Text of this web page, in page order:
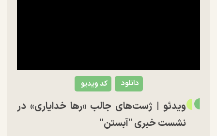
کد ویدیو دانلود
ویدئو | ژست‌های جالب «رها خدایاری» در
نشست خبری "آبستن"